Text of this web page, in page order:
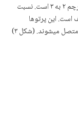
نسبت قطر خورشید (به همراه پرتوها) به عرض کل پرچم ٢ به ٣ است. نسبت
این پرتوها
میشوند. (شکل ۳)